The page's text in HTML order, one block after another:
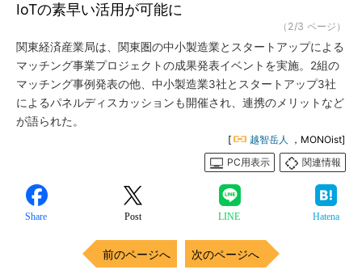
IoTの素早い活用が可能に
（2/3 ページ）
関東経済産業局は、関東圏の中小製造業とスタートアップによる
マッチング事業プロジェクトの成果発表イベントを実施。2組の
マッチング事例発表の他、中小製造業3社とスタートアップ3社
によるパネルディスカッションも開催され、連携のメリットなど
が語られた。
[ 越智岳人
，MONOist]
PC用表示
関連情報
Share Post LINE Hatena
前のページへ 次のページへ